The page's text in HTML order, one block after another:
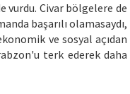
vurdu. Civar bölgelere de
başarılı olamasaydı,
ve sosyal açıdan
terk ederek daha